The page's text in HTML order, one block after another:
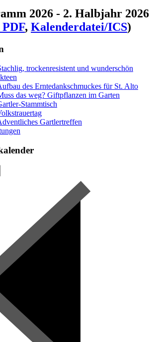
2026 - 2. Halbjahr 2026
, Kalenderdatei/ICS)
trockenresistent und wunderschön
des Erntedankschmuckes für St. Alto
das weg? Giftpflanzen im Garten
Stammtisch
Gartlertreffen